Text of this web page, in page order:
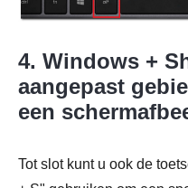
4. Windows +
aangepast
een
Tot slot kunt u ook de